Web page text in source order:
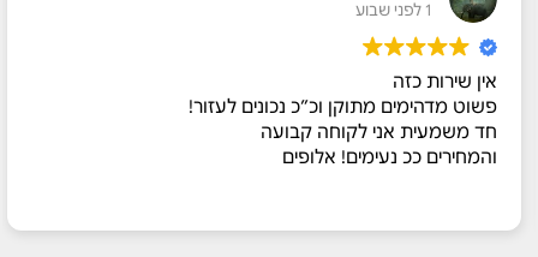
אין שירות כזה
פשוט מדהימים מתוקן וכ״כ נכונים לעזור!
חד משמעית אני לקוחה קבועה
והמחירים ככ נעימים! אלופים